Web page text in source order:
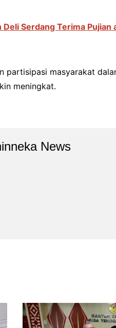
Serdang Terima Pujian
partisipasi masyarakat
meningkat.
News